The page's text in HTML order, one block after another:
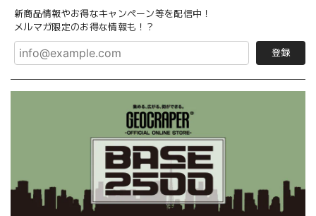
新商品情報やお得なキャンペーン等を配信中！
メルマガ限定のお得な情報も！？
登録